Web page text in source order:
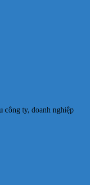
ty, doanh nghiệp